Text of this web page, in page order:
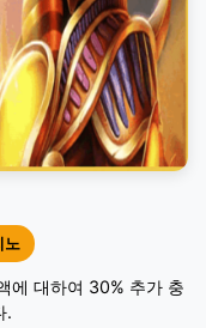
노
에 대하여 30% 추가 충
.